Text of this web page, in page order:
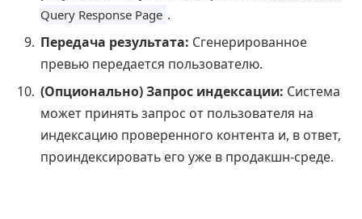
Query Response Page .
Передача результата: Сгенерированное
превью передается пользователю.
(Опционально) Запрос индексации: Система
может принять запрос от пользователя на
индексацию проверенного контента и, в ответ,
проиндексировать его уже в продакшн-среде.